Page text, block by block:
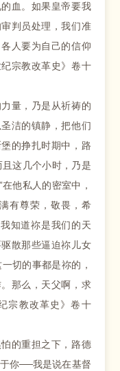
血。如果皇帝要我
判员处理，我们准
人要为自己的信仰
宗教改革史》卷十
量，乃是从祈祷的
洁的镇静，把他们
的挣扎时期中，路
这几个小时，乃是
他私人的密室中，
有尊荣，敬畏，希
知道祢是我们的天
散那些逼迫祢儿女
切的事都是祢的，
那么，天父啊，求
宗教改革史》卷十
的重担之下，路德
你──我是说在基督